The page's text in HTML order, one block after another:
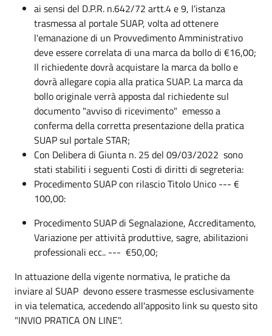
ai sensi del D.P.R. n.642/72 artt.4 e 9, l'istanza
trasmessa al portale SUAP, volta ad ottenere
l'emanazione di un Provvedimento Amministrativo
deve essere correlata di una marca da bollo di €16,00;
Il richiedente dovrà acquistare la marca da bollo e
dovrà allegare copia alla pratica SUAP. La marca da
bollo originale verrà apposta dal richiedente sul
documento "avviso di ricevimento" emesso a
conferma della corretta presentazione della pratica
SUAP sul portale STAR;
Con Delibera di Giunta n. 25 del 09/03/2022 sono
stati stabiliti i seguenti Costi di diritti di segreteria:
Procedimento SUAP con rilascio Titolo Unico --- €
100,00:
Procedimento SUAP di Segnalazione, Accreditamento,
Variazione per attività produttive, sagre, abilitazioni
professionali ecc.. --- €50,00;
In attuazione della vigente normativa, le pratiche da
inviare al SUAP devono essere trasmesse esclusivamente
in via telematica, accedendo all'apposito link su questo sito
"INVIO PRATICA ON LINE".